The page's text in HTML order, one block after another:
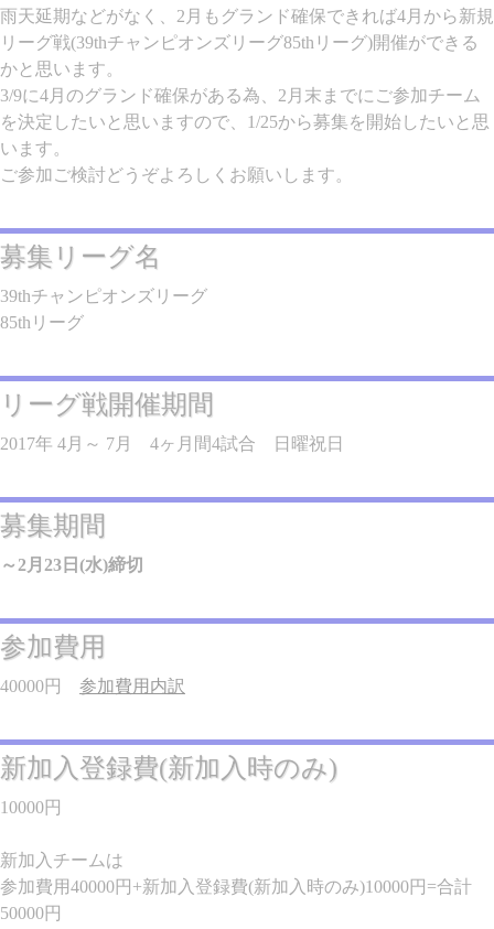
雨天延期などがなく、2月もグランド確保できれば4月から新規
リーグ戦(39thチャンピオンズリーグ85thリーグ)開催ができる
かと思います。
3/9に4月のグランド確保がある為、2月末までにご参加チーム
を決定したいと思いますので、1/25から募集を開始したいと思
います。
ご参加ご検討どうぞよろしくお願いします。
募集リーグ名
39thチャンピオンズリーグ
85thリーグ
リーグ戦開催期間
2017年 4月～ 7月 4ヶ月間4試合 日曜祝日
募集期間
～2月23日(水)締切
参加費用
40000円 参加費用内訳
新加入登録費(新加入時のみ)
10000円
新加入チームは
参加費用40000円+新加入登録費(新加入時のみ)10000円=合計
50000円